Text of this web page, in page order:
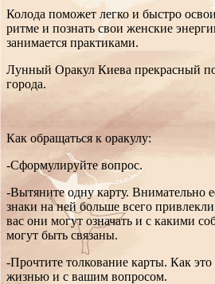
Колода поможет легко и быстро
ритме и познать свои женские
занимается практиками.
Лунный Оракул Киева прекрасный
города.
Как обращаться к оракулу:
-Сформулируйте вопрос.
-Вытяните одну карту. Внимательно
знаки на ней больше всего
вас они могут означать и с какими
могут быть связаны.
-Прочтите толкование карты. Как это
жизнью и с вашим вопросом.